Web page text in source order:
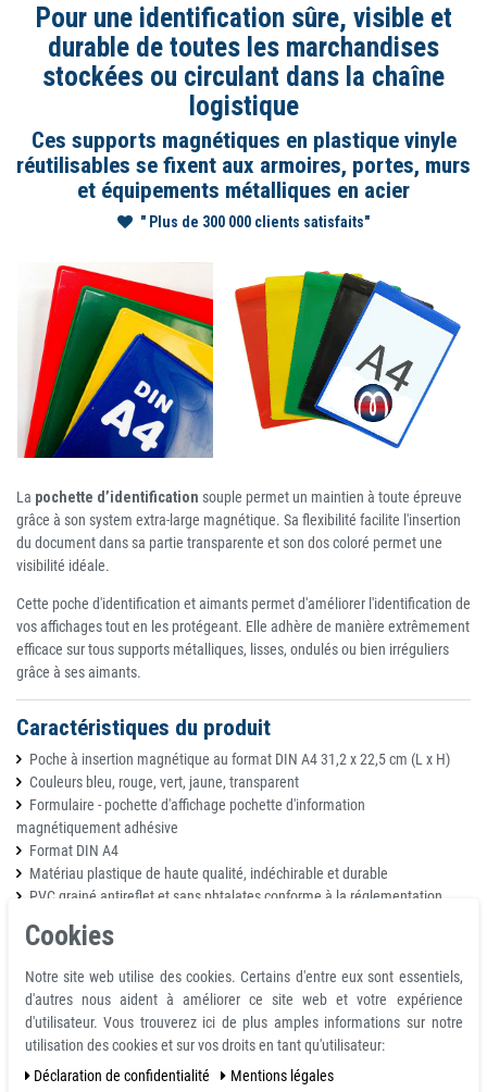
Pour une identification sûre, visible et
durable de toutes les marchandises
stockées ou circulant dans la chaîne
logistique
Ces supports magnétiques en plastique vinyle
réutilisables se fixent aux armoires, portes, murs
et équipements métalliques en acier
" Plus de 300 000 clients satisfaits"
La pochette d’identification souple permet un maintien à toute épreuve
grâce à son system extra-large magnétique. Sa flexibilité facilite l'insertion
du document dans sa partie transparente et son dos coloré permet une
visibilité idéale.
Cette poche d'identification et aimants permet d'améliorer l'identification de
vos affichages tout en les protégeant. Elle adhère de manière extrêmement
efficace sur tous supports métalliques, lisses, ondulés ou bien irréguliers
grâce à ses aimants.
Caractéristiques du produit
Poche à insertion magnétique au format DIN A4 31,2 x 22,5 cm (L x H)
Couleurs bleu, rouge, vert, jaune, transparent
Formulaire - pochette d'affichage pochette d'information
magnétiquement adhésive
Format DIN A4
Matériau plastique de haute qualité, indéchirable et durable
PVC grainé antireflet et sans phtalates conforme à la réglementation
Peut être utilisé au format portrait et paysage
Remarque sur la force d'adhérence
Les forces d'adhérence que nous avons déterminées ont été déterminées à
température ambiante sur une plaque polie en acier S235JR (ST37) d'une
épaisseur de 10 mm avec l'aimant tiré verticalement (1kg~10N). Un écart
Cookies
Notre site web utilise des cookies. Certains d'entre eux sont essentiels,
d'autres nous aident à améliorer ce site web et votre expérience
d'utilisateur. Vous trouverez ici de plus amples informations sur notre
utilisation des cookies et sur vos droits en tant qu'utilisateur:
Déclaration de confidentialité
Mentions légales